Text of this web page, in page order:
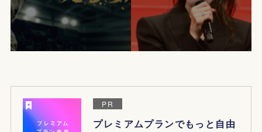
PR
プレミアムプランでもっと自由